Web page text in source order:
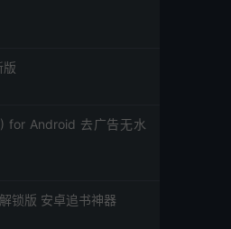
版
for Android 去广告无水
锁版 安卓追书神器